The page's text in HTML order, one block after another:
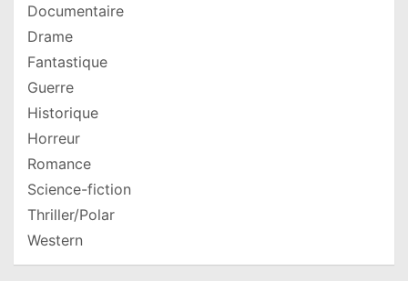
Documentaire
Drame
Fantastique
Guerre
Historique
Horreur
Romance
Science-fiction
Thriller/Polar
Western